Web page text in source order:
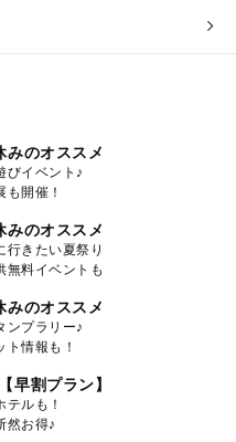
みのオススメ
びイベント♪
開催！
みのオススメ
行きたい夏祭り
無料イベントも
みのオススメ
ンプラリー♪
ト情報も！
早割プラン】
テルも！
然お得♪